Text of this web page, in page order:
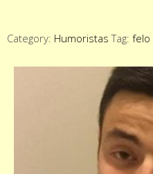
Category: Humoristas Tag: felo